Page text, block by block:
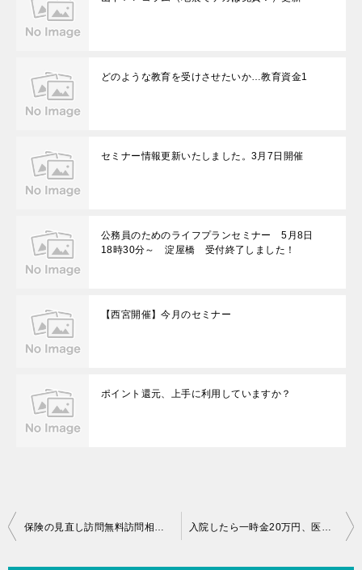
どのような教育を受けさせたいか…教育資金1
セミナー情報更新いたしました。3月7日開催
公務員のためのライフプランセミナー 5月8日
18時30分～ 淀屋橋 受付終了しました！
【西宮開催】今月のセミナー
ポイント還元、上手に利用していますか？
投
保険の見直し訪問無料訪問相談 11月の受付開始 入院したら一時金20万円、医療保険に新しい風